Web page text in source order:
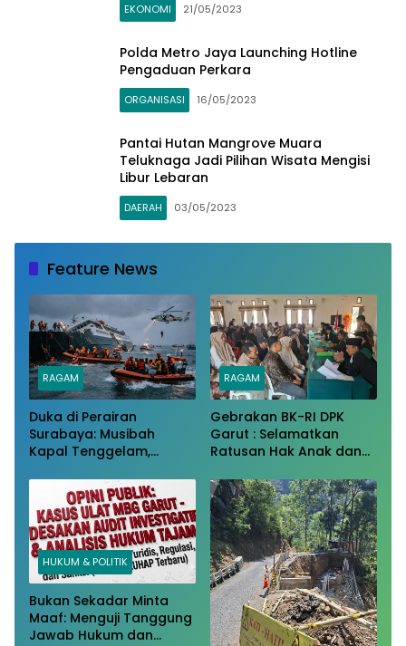
EKONOMI 21/05/2023
Polda Metro Jaya Launching Hotline
Pengaduan Perkara
ORGANISASI 16/05/2023
Pantai Hutan Mangrove Muara
Teluknaga Jadi Pilihan Wisata Mengisi
Libur Lebaran
DAERAH 03/05/2023
Feature News
RAGAM
Duka di Perairan
Surabaya: Musibah
Kapal Tenggelam,
Perjuangan Bertahan
Hidup
RAGAM
Gebrakan BK-RI DPK
Garut : Selamatkan
Ratusan Hak Anak dan
Belenggu Nikah Siri
HUKUM & POLITIK
Bukan Sekadar Minta
Maaf: Menguji Tanggung
Jawab Hukum dan